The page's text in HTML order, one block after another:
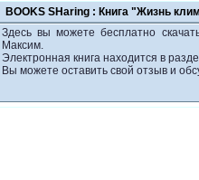
BOOKS SHaring : Книга "Жизнь
Здесь вы можете бесплатно
Максим.
Электронная книга находится в
Вы можете оставить свой отзыв и